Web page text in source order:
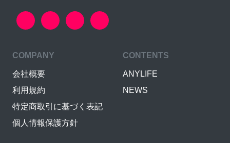
COMPANY
会社概要
利用規約
特定商取引に基づく表記
個人情報保護方針
CONTENTS
ANYLIFE
NEWS